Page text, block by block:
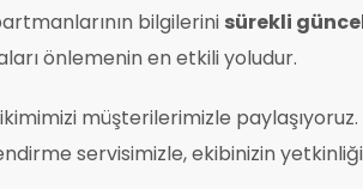
bilgilerini sürekli
önlemenin en etkili yoludur.
müşterilerimizle
servisimizle, ekibinizin